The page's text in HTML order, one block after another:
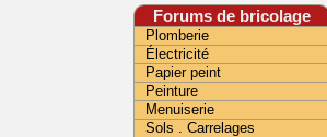
Forums de bricolage
Plomberie
Électricité
Papier peint
Peinture
Menuiserie
Sols . Carrelages